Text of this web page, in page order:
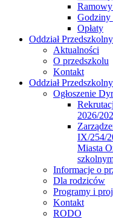
Godziny
Opłaty
Oddział
Aktualności
O przedszkolu
Kontakt
Oddział
Ogłoszenie
2026/
IX/254/
Miasta
Informacje o
Dla rodziców
Programy i
Kontakt
RODO